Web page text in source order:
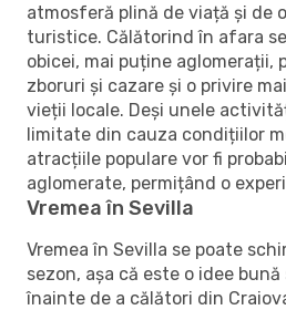
atmosferă plină de viață și de
turistice. Călătorind în afara
obicei, mai puține aglomerații,
zboruri și cazare și o privire
vieții locale. Deși unele
limitate din cauza condițiilor
atracțiile populare vor fi
aglomerate, permițând o
Vremea în Sevilla
Vremea în Sevilla se poate
sezon, așa că este o idee
înainte de a călători din